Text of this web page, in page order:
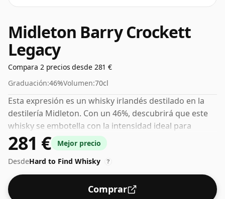
Midleton Barry Crockett
Legacy
Compara 2 precios desde 281 €
Graduación:46%Volumen:70cl
Esta expresión es un whisky irlandés destilado en la
destilería Midleton. Con un 46%, descubrirá que este
whisky se embotella con la intensidad ideal para
sorber. Se presenta en botella de tamaño normal de
70cl.
281 €
Mejor precio
DesdeHard to Find Whisky ?
Comprar